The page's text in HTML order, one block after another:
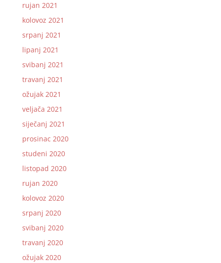
rujan 2021
kolovoz 2021
srpanj 2021
lipanj 2021
svibanj 2021
travanj 2021
ožujak 2021
veljača 2021
siječanj 2021
prosinac 2020
studeni 2020
listopad 2020
rujan 2020
kolovoz 2020
srpanj 2020
svibanj 2020
travanj 2020
ožujak 2020